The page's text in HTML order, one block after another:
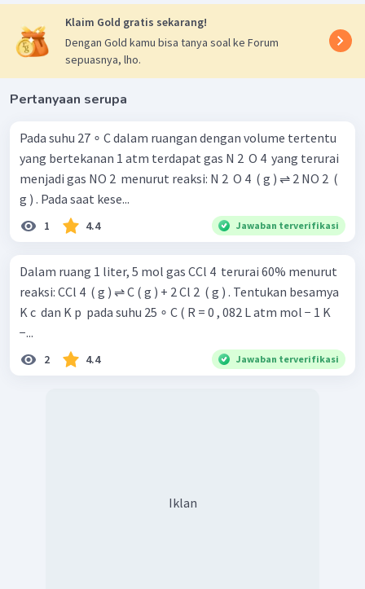
Klaim Gold gratis sekarang!
Dengan Gold kamu bisa tanya soal ke Forum
sepuasnya, lho.
Pertanyaan serupa
Pada suhu 27 ∘ C dalam ruangan dengan volume tertentu
yang bertekanan 1 atm terdapat gas N 2 ​ O 4 ​ yang terurai
menjadi gas NO 2 ​ menurut reaksi: N 2 ​ O 4 ​ ( g ) ⇌ 2 NO 2 ​ (
g ) . Pada saat kese...
1 4.4 Jawaban terverifikasi
Dalam ruang 1 liter, 5 mol gas CCl 4 ​ terurai 60% menurut
reaksi: CCl 4 ​ ( g ) ⇌ C ( g ) + 2 Cl 2 ​ ( g ) . Tentukan besamya
K c ​ dan K p ​ pada suhu 25 ∘ C ( R = 0 , 082 L atm mol − 1 K
−...
2 4.4 Jawaban terverifikasi
Iklan